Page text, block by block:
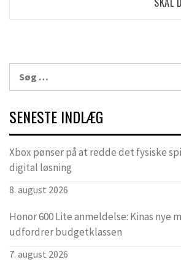
efter:
SENESTE INDLÆG
Xbox pønser på at redde det fysiske
digital løsning
8. august 2026
Honor 600 Lite anmeldelse: Kinas nye
udfordrer budgetklassen
7. august 2026